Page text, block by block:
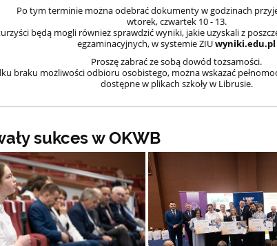
Po tym terminie można odebrać dokumenty w godzinach
wtorek, czwartek 10 - 13.
będą mogli również sprawdzić wyniki, jakie uzyskali z
egzaminacyjnych, w systemie ZIUwyniki.edu.pl
Proszę zabrać ze sobą dowód tożsamości.
braku możliwości odbioru osobistego, można wskazać
dostępne w plikach szkoły w Librusie.
sukces w OKWB